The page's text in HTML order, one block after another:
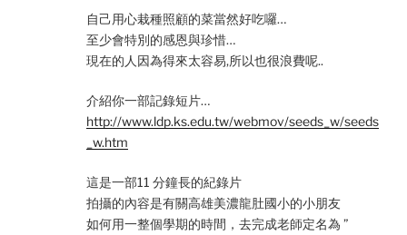
自己用心栽種照顧的菜當然好吃囉…
至少會特別的感恩與珍惜…
現在的人因為得來太容易,所以也很浪費呢..
介紹你一部記錄短片…
http://www.ldp.ks.edu.tw/webmov/seeds_w/seeds
_w.htm
這是一部11 分鐘長的紀錄片
拍攝的內容是有關高雄美濃龍肚國小的小朋友
如何用一整個學期的時間，去完成老師定名為 ”